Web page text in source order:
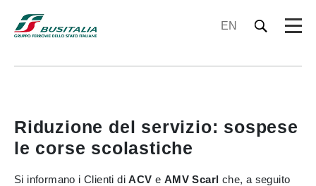
EN
Riduzione del servizio: sospese
le corse scolastiche
Si informano i Clienti diACVe AMV Scarl che, a seguito